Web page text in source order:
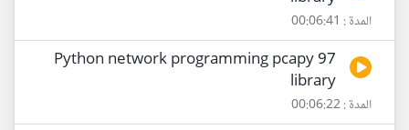
المدة : 00:06:41
97 Python network programming pcapy
library
المدة : 00:06:22